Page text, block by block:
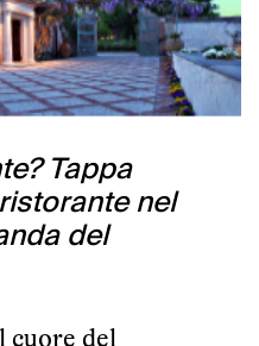
Tappa
nel
del
cuore del